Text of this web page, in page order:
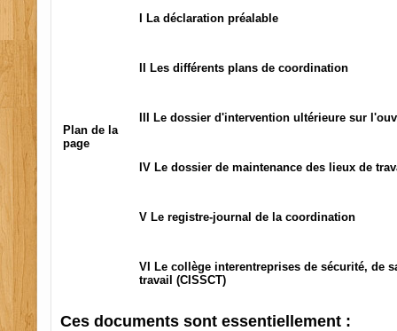
Plan de la
page
I La déclaration préalable
II Les différents plans de coordination
III Le dossier d'intervention ultérieure sur
IV Le dossier de maintenance des lieux de
V Le registre-journal de la coordination
VI Le collège interentreprises de sécurité, de
travail (CISSCT)
Ces documents sont essentiellement :